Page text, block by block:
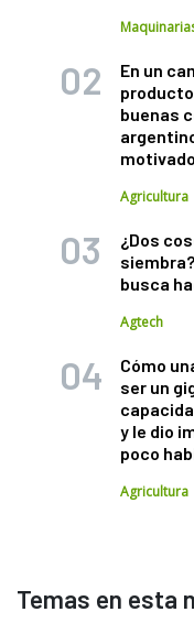
En un
buenas
Agricultura
¿Dos
busca
Agtech
Cómo
ser un
y le dio
poco
Agricultura
Temas en esta